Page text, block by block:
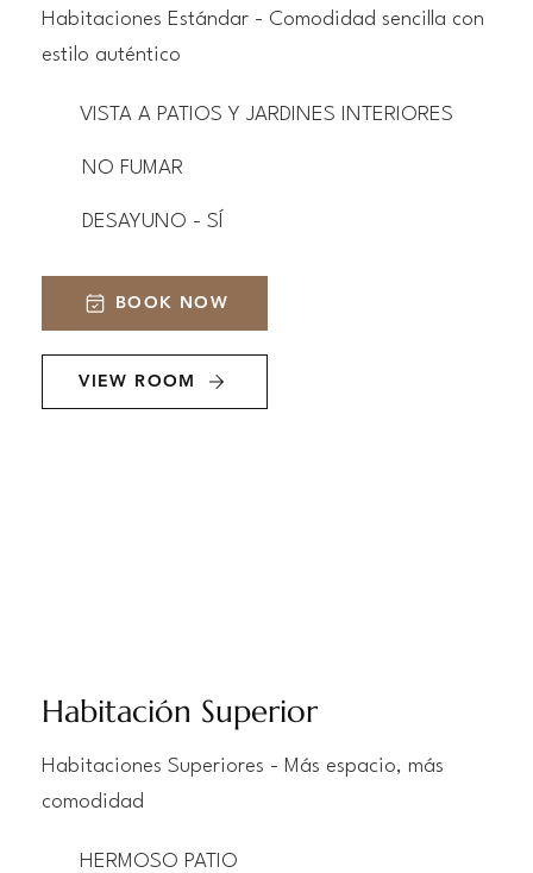
Habitaciones Estándar - Comodidad sencilla con
estilo auténtico
VISTA A PATIOS Y JARDINES INTERIORES
NO FUMAR
DESAYUNO - SÍ
BOOK NOW
VIEW ROOM
Habitación Superior
Habitaciones Superiores - Más espacio, más
comodidad
HERMOSO PATIO